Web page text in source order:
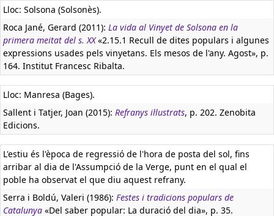
Lloc: Solsona (Solsonès).
Roca Jané, Gerard (2011): La vida al Vinyet de Solsona en la
primera meitat del s. XX«2.15.1 Recull de dites populars i algunes
expressions usades pels vinyetans. Els mesos de l'any. Agost», p.
164. Institut Francesc Ribalta.
Lloc: Manresa (Bages).
Sallent i Tatjer, Joan (2015): Refranys il·lustrats, p. 202. Zenobita
Edicions.
L'estiu és l'època de regressió de l'hora de posta del sol, fins
arribar al dia de l'Assumpció de la Verge, punt en el qual el
poble ha observat el que diu aquest refrany.
Serra i Boldú, Valeri (1986): Festes i tradicions populars de
Catalunya «Del saber popular: La duració del dia», p. 35.